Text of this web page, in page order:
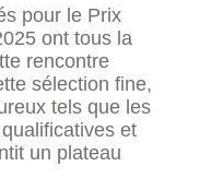
pour le Prix
ont tous la
rencontre
sélection fine,
tels que les
et
un plateau